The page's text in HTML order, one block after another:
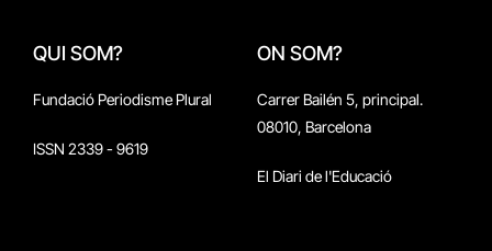
QUI SOM?
Fundació Periodisme Plural
ISSN 2339 - 9619
ON SOM?
Carrer Bailén 5, principal.
08010, Barcelona
El Diari de l'Educació